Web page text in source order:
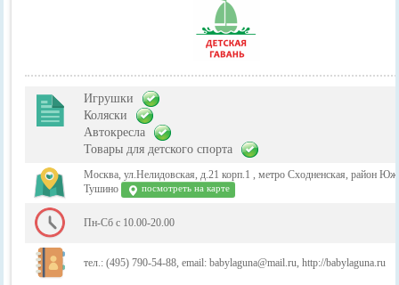
Игрушки
Коляски
Автокресла
Товары для детского спорта
Москва, ул.Нелидовская, д.21 корп.1 , метро Сходненская, район
Тушино
посмотреть на карте
Пн-Сб с 10.00-20.00
тел.: (495) 790-54-88, email: babylaguna@mail.ru, http://babylaguna.ru